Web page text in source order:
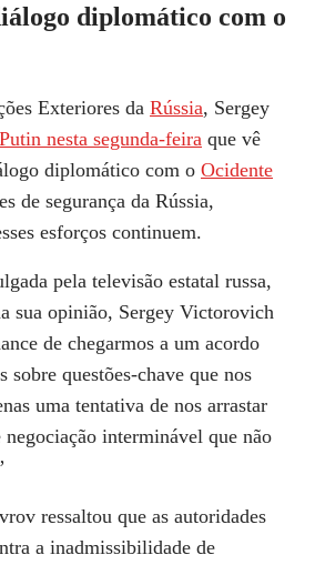
diplomático com o
Exteriores da Rússia, Sergey
nesta segunda-feira que vê
diplomático com o Ocidente
de segurança da Rússia,
esforços continuem.
pela televisão estatal russa,
sua opinião, Sergey Victorovich
de chegarmos a um acordo
sobre questões-chave que nos
uma tentativa de nos arrastar
negociação interminável que não
ressaltou que as autoridades
a inadmissibilidade de